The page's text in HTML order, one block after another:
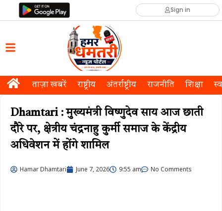
Sign in
ताज़ा खबरें राष्ट्रीय अंतर्राष्ट्रीय राजनीति शिक्षा
Dhamtari : मुख्यमंत्री विष्णुदेव साय आज छाती
दौरे पर, क्षेत्रीय चंद्रनाहु कुर्मी समाज के केंद्रीय
अधिवेशन में होंगे शामिल
Hamar Dhamtari June 7, 2026 9:55 am No Comments